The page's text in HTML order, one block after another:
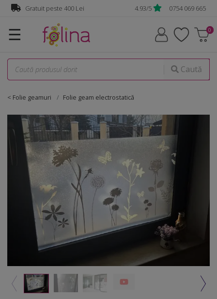
Gratuit peste 400 Lei 4.93/5 0754 069 665
☰
Caută
< Folie geamuri Folie geam electrostatică